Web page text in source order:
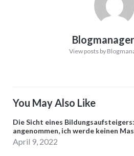
View posts by
You May Also Like
Die Sicht eines
angenommen, ich werde keinen
April 9, 2022